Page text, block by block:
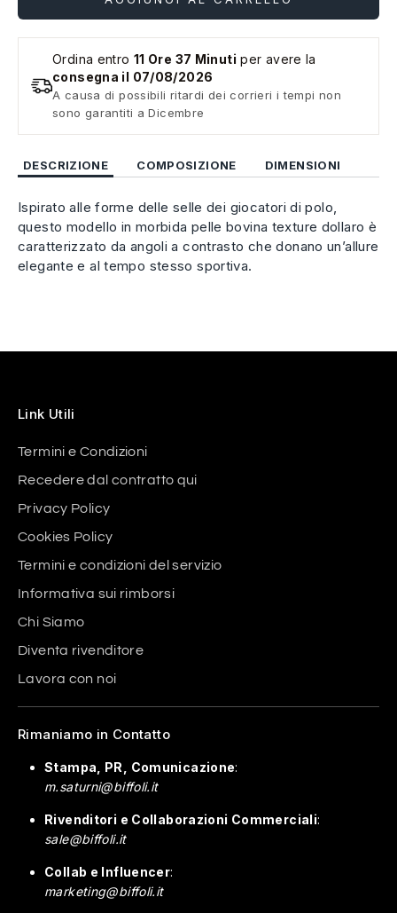
Ordina entro 11 Ore 37 Minuti per avere la
consegna il 07/08/2026
A causa di possibili ritardi dei corrieri i tempi non
sono garantiti a Dicembre
DESCRIZIONE COMPOSIZIONE DIMENSIONI
Ispirato alle forme delle selle dei giocatori di polo,
questo modello in morbida pelle bovina texture dollaro è
caratterizzato da angolia contrasto che donano un’allure
elegante e al tempo stesso sportiva.
Link Utili
Termini e Condizioni
Recedere dal contratto qui
Privacy Policy
Cookies Policy
Termini e condizioni del servizio
Informativa sui rimborsi
Chi Siamo
Diventa rivenditore
Lavora con noi
Rimaniamo in Contatto
Stampa, PR, Comunicazione:
m.saturni@biffoli.it
Rivenditori e Collaborazioni Commerciali:
sale@biffoli.it
Collab e Influencer:
marketing@biffoli.it